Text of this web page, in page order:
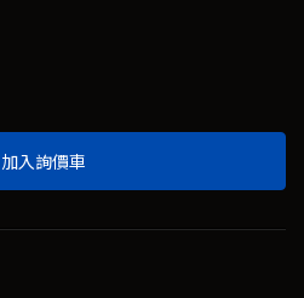
加入詢價車